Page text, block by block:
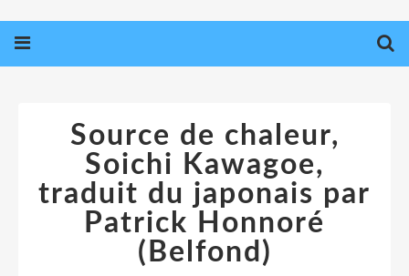
Source de chaleur,
Soichi Kawagoe,
traduit du japonais par
Patrick Honnoré
(Belfond)